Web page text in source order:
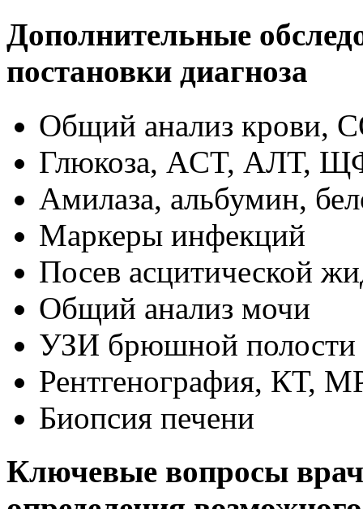
Дополнительные
постановки диагноза
Общий анализ крови,
Глюкоза, ACT, АЛТ,
Амилаза, альбумин,
Маркеры инфекций
Посев асцитической
Общий анализ мочи
УЗИ брюшной полости
Рентгенография, КТ,
Биопсия печени
Ключевые вопросы